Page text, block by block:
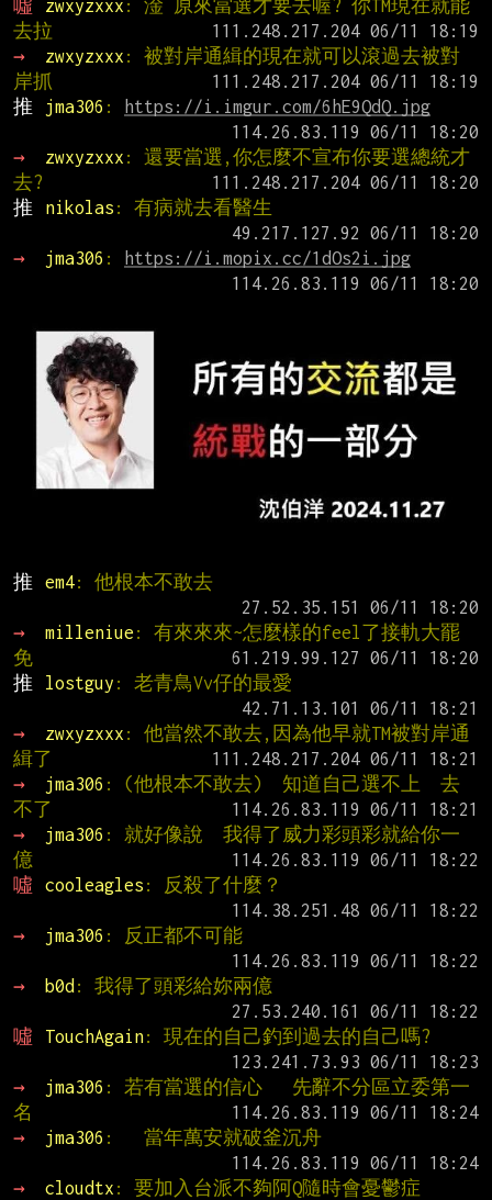
噓
zwxyzxxx : 淦 原來當選才要去喔? 你TM現在就能
去拉
→
zwxyzxxx : 被對岸通緝的現在就可以滾過去被對
岸抓
推
jma306 :
https://i.imgur.com/6hE9QdQ.jpg
→
zwxyzxxx : 還要當選,你怎麼不宣布你要選總統才
去?
推
nikolas : 有病就去看醫生
→
jma306 :
https://i.mopix.cc/1dOs2i.jpg
推 em4: 他根本不敢去
→
milleniue : 有來來來~怎麼樣的feel了接軌大罷
免
推
lostguy : 老青鳥Vv仔的最愛
→
zwxyzxxx : 他當然不敢去,因為他早就TM被對岸通
緝了
→
jma306 : (他根本不敢去)  知道自己選不上  去
不了
→
jma306 : 就好像說  我得了威力彩頭彩就給你一
億
噓
cooleagles : 反殺了什麼？
→
jma306 : 反正都不可能
→
b0d : 我得了頭彩給妳兩億
噓
TouchAgain: 現在的自己釣到過去的自己嗎?
→
jma306 : 若有當選的信心   先辭不分區立委第一
名
→
jma306 :   當年萬安就破釜沉舟
→
cloudtx : 要加入台派不夠阿Q隨時會憂鬱症